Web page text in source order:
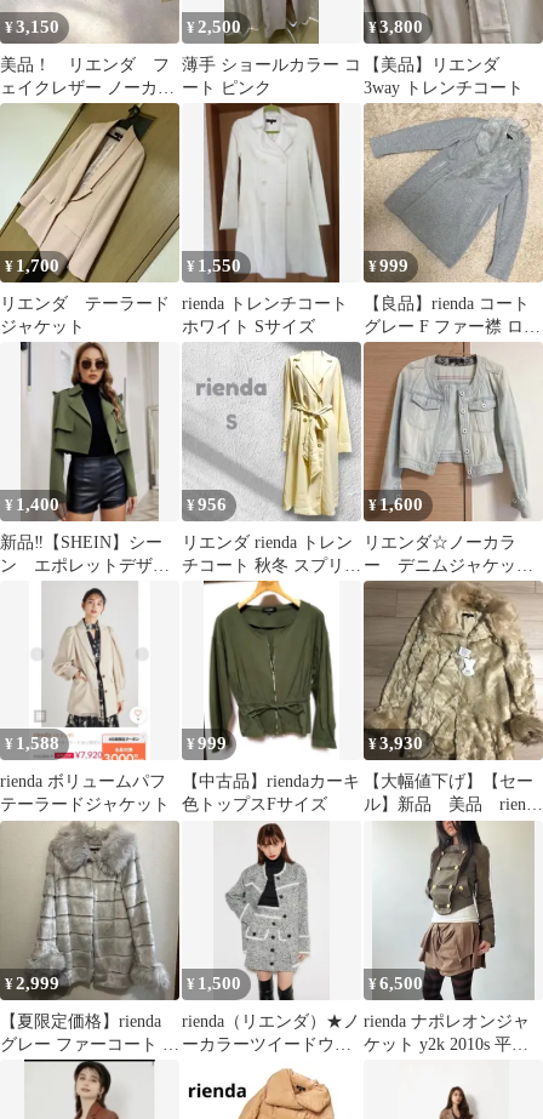
¥3,150
美品！ リエンダ フ
ェイクレザー ノーカラ
ーライダース ジャケッ
ト 5287
¥ 2,500
薄手 ショールカラー コ
ート ピンク
¥3,800
【美品】リエンダ
3way トレンチコート
¥ 1,700
リエンダ テーラード
ジャケット
¥ 1,550
rienda トレンチコート
ホワイト Sサイズ
¥999
【良品】rienda コート
グレー F ファー襟 ロン
グ 防寒
¥ 1,400
新品‼︎【SHEIN】シー
ン エポレットデザイ
ン トレンチコート
アーミーグリーン
¥956
リエンダ rienda トレン
チコート 秋冬 スプリン
グコート ウエストベル
¥1,600
リエンダ☆ノーカラ
ー デニムジャケッ
ト S
¥ 1,588
rienda ボリュームパフ
テーラードジャケット
¥999
【中古品】riendaカーキ
色トップスFサイズ
¥3,930
【大幅値下げ】【セー
ル】新品 美品 rienda
ファーコート
¥2,999
【夏限定価格】rienda
グレー ファーコート S
サイズ 美品
¥ 1,500
rienda（リエンダ）★ノ
ーカラーツイードウー
ルMIXコート ジャケ
ット
¥6,500
rienda ナポレオンジャ
ケット y2k 2010s 平成